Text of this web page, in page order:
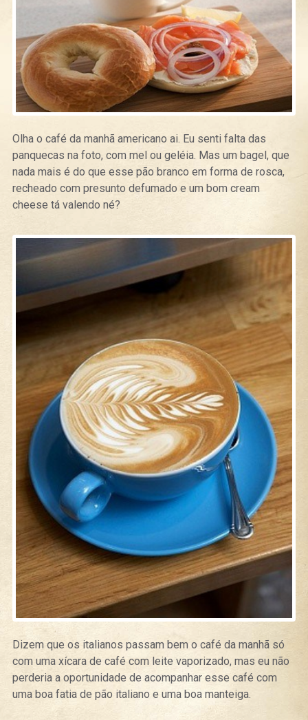
Olha o café da manhã americano ai. Eu senti falta das
panquecas na foto, com mel ou geléia. Mas um bagel, que
nada mais é do que esse pão branco em forma de rosca,
recheado com presunto defumado e um bom cream
cheese tá valendo né?
Dizem que os italianos passam bem o café da manhã só
com uma xícara de café com leite vaporizado, mas eu não
perderia a oportunidade de acompanhar esse café com
uma boa fatia de pão italiano e uma boa manteiga.